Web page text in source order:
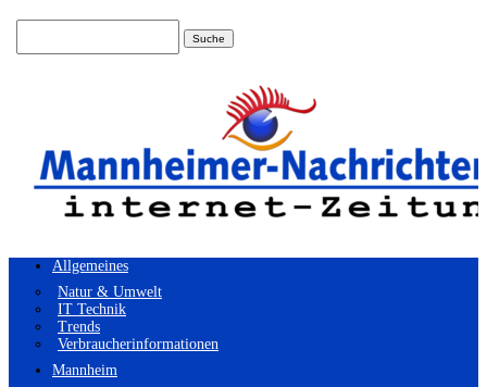
Allgemeines
Natur & Umwelt
IT Technik
Trends
Verbraucherinformationen
Mannheim